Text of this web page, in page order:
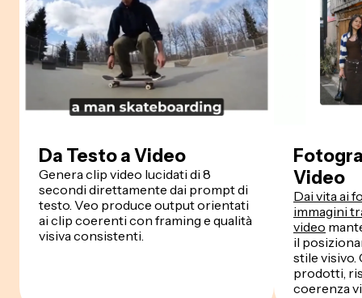
Da Testo a Video
Genera clip video lucidati di 8
secondi direttamente dai prompt di
testo. Veo produce output orientati
ai clip coerenti con framing e qualità
visiva consistenti.
Video
Dai vita ai
immagini
video
il
stile visivo.
prodotti,
coerenza